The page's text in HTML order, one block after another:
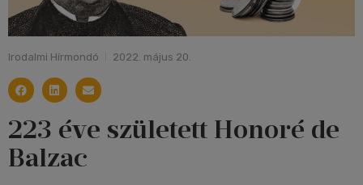
Irodalmi Hírmondó 2022. május 20.
223 éve született Honoré de
Balzac